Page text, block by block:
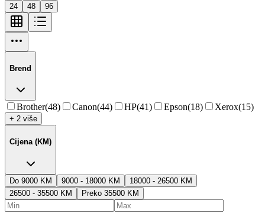
24
48 96
Brend
Brother(48) Canon(44) HP(41) Epson(18) Xerox(15)
+ 2 više
Cijena (KM)
Do 9000 KM 9000 - 18000 KM
18000 - 26500 KM
26500 - 35500 KM
Preko 35500 KM